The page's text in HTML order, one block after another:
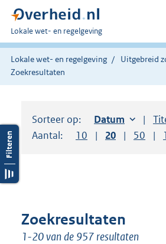
U
bent
hier:
Lokale wet- en regelgeving
Lokale wet- en regelgeving
Uitgebreid
Zoekresultaten
Sorteer op: Sorteer op:
Datum
Aantal:
Toon
10 resultaten per
Toon
20 Toon
50
Zoekresultaten
1-20 van de 957 resultaten